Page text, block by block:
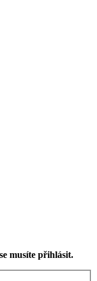
musíte přihlásit.